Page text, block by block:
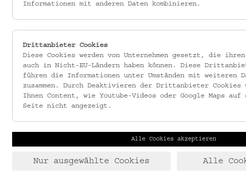
Kunstwerk inspirieren.
, Tel +43 1 4068905.26 oder 20
Informationen mit anderen Daten kombinieren.
Drittanbieter Cookies
Diese Cookies werden von Unternehmen gesetzt, die
auch in Nicht-EU-Ländern haben können. Diese
führen die Informationen unter Umständen mit weiteren
zusammen. Durch Deaktivieren der Drittanbieter Cookies
Ihnen Content, wie Youtube-Videos oder Google Maps auf
Seite nicht angezeigt.
Alle Cookies akzeptieren
Nur ausgewählte Cookies Alle